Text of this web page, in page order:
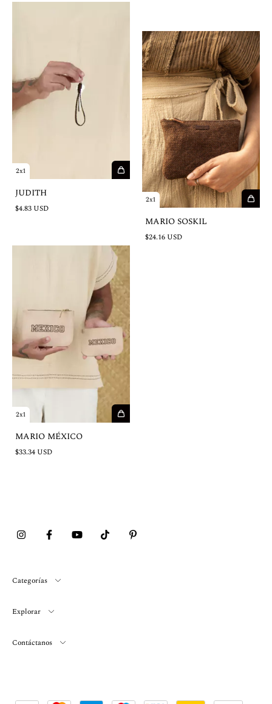
2x1
JUDITH
$4.83 USD
2x1
MARIO SOSKIL
$24.16 USD
2x1
MARIO MÉXICO
$33.34 USD
Categorías
Explorar
Contáctanos